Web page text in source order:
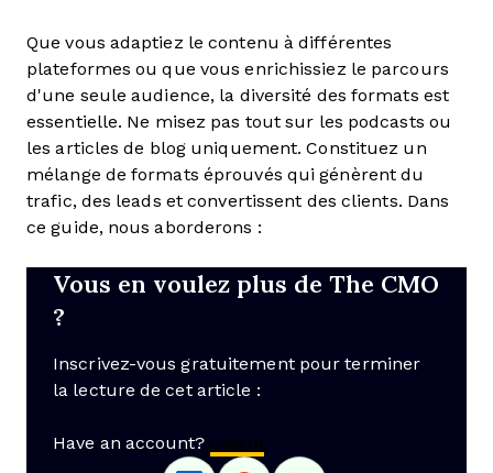
Que vous adaptiez le contenu à différentes
plateformes ou que vous enrichissiez le parcours
d'une seule audience, la diversité des formats est
essentielle. Ne misez pas tout sur les podcasts ou
les articles de blog uniquement. Constituez un
mélange de formats éprouvés qui génèrent du
trafic, des leads et convertissent des clients. Dans
ce guide, nous aborderons :
Vous en voulez plus de The CMO
?
Inscrivez-vous gratuitement pour terminer
la lecture de cet article :
Have an account? Log In